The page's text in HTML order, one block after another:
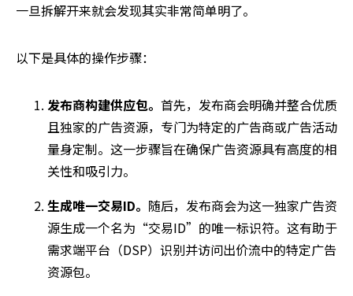
一旦拆解开来就会发现其实非常简单明了。
以下是具体的操作步骤：
发布商构建供应包。 首先，发布商会明确并整合优质
且独家的广告资源，专门为特定的广告商或广告活动
量身定制。这一步骤旨在确保广告资源具有高度的相
关性和吸引力。
生成唯一交易ID。 随后，发布商会为这一独家广告资
源生成一个名为“交易ID”的唯一标识符。这有助于
需求端平台（DSP）识别并访问出价流中的特定广告
资源包。